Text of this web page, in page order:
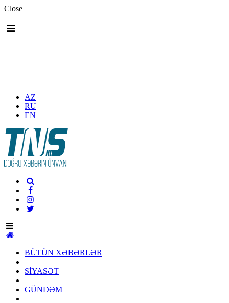
Close
AZ
RU
EN
BÜTÜN XƏBƏRLƏR
SİYASƏT
GÜNDƏM